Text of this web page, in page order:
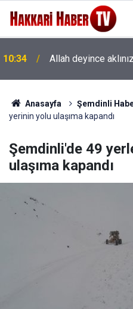
10:13 Cilo Sat Buzul
Anasayfa Şemdinli
yerinin yolu ulaşıma kapandı
Şemdinli'de 49
ulaşıma kapandı